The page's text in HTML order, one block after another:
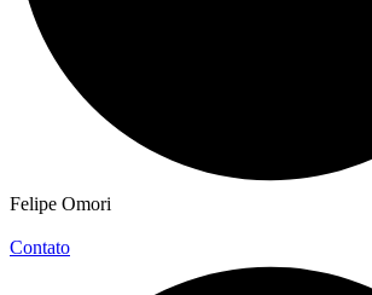
Felipe Omori
Contato